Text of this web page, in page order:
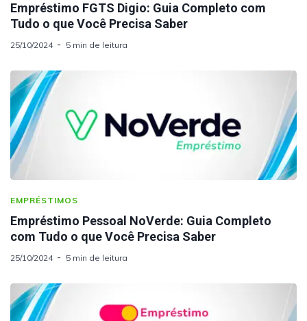
Empréstimo FGTS Digio: Guia Completo com
Tudo o que Você Precisa Saber
25/10/2024 5 min de leitura
EMPRÉSTIMOS
Empréstimo Pessoal NoVerde: Guia Completo
com Tudo o que Você Precisa Saber
25/10/2024 5 min de leitura